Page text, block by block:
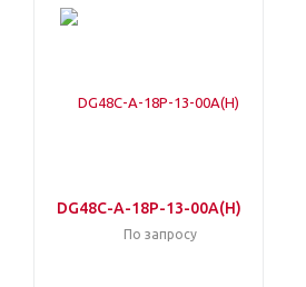
DG48C-A-18P-13-00A(H)
По запросу